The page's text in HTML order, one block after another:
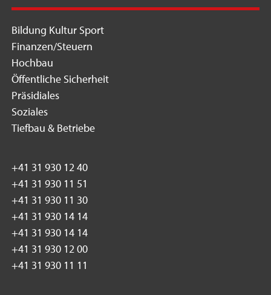
Bildung Kultur Sport
Finanzen/Steuern
Hochbau
Öffentliche Sicherheit
Präsidiales
Soziales
Tiefbau & Betriebe
+41 31 930 12 40
+41 31 930 11 51
+41 31 930 11 30
+41 31 930 14 14
+41 31 930 14 14
+41 31 930 12 00
+41 31 930 11 11